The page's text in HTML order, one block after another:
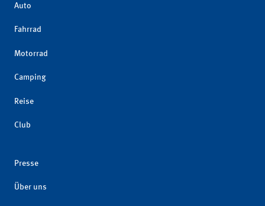
Auto
Fahrrad
Motorrad
Camping
Reise
Club
Presse
Über uns